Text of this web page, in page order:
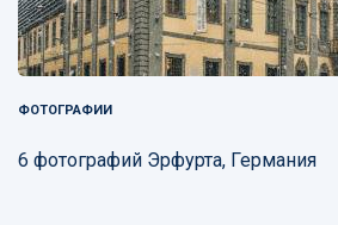
ФОТОГРАФИИ
6 фотографий Эрфурта, Германия